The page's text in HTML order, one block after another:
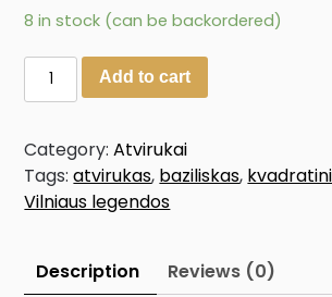
8 in stock (can be backordered)
Add to cart
Category:Atvirukai
Tags:atvirukas, baziliskas,
Vilniaus legendos
Description Reviews (0)